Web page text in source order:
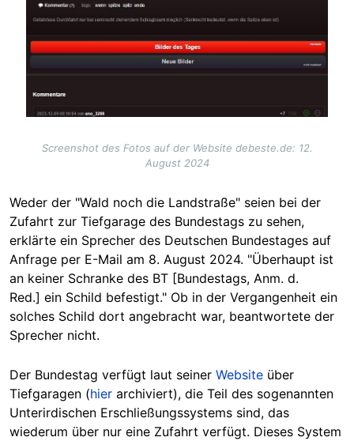
Screenshot des Fotos auf der Website debeste.de: 12.
August 2024
Weder der "Wald noch die Landstraße" seien bei der
Zufahrt zur Tiefgarage des Bundestags zu sehen,
erklärte ein Sprecher des Deutschen Bundestages auf
Anfrage per E-Mail am 8. August 2024. "Überhaupt ist
an keiner Schranke des BT [Bundestags, Anm. d.
Red.] ein Schild befestigt." Ob in der Vergangenheit ein
solches Schild dort angebracht war, beantwortete der
Sprecher nicht.
Der Bundestag verfügt laut seiner Website über
Tiefgaragen (hier archiviert), die Teil des sogenannten
Unterirdischen Erschließungssystems sind, das
wiederum über nur eine Zufahrt verfügt. Dieses System